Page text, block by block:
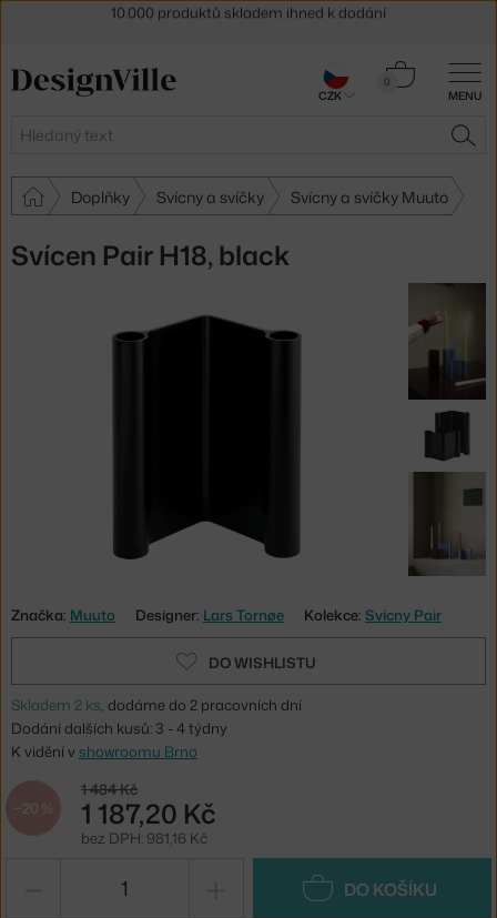
MENU
Hledat
0
Košík
Doplňky Svícny a svíčky Svícny a svíčky Muuto
Svícen Pair H18, black
Značka: Muuto Designer: Lars Tornøe Kolekce: Svícny Pair
DO WISHLISTU
Skladem 2 ks, dodáme do 2 pracovních dní
Dodání dalších kusů: 3 - 4 týdny
K vidění v showroomu Brno
−20 %
1 484 Kč
1 187,20 Kč
bez DPH: 981,16 Kč
DO KOŠÍKU
30 dní na vrácení zboží
CZK